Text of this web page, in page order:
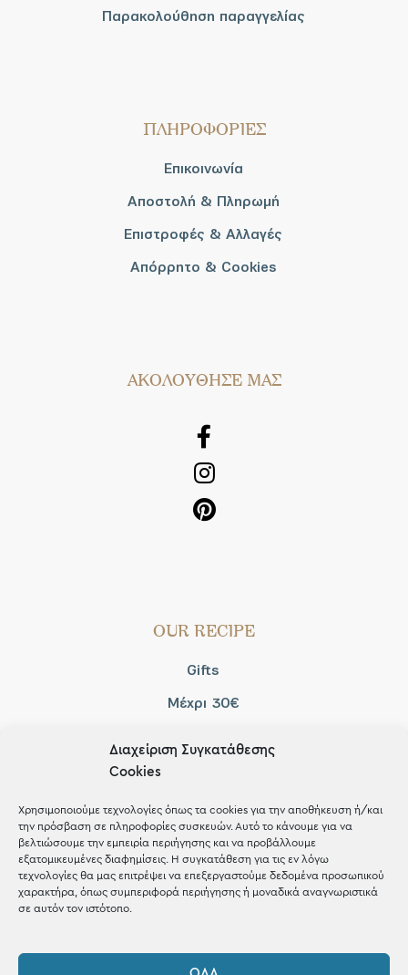
Διαχείριση Συγκατάθεσης
Cookies
Χρησιμοποιούμε τεχνολογίες όπως τα cookies για την αποθήκευση ή/και
την πρόσβαση σε πληροφορίες συσκευών. Αυτό το κάνουμε για να
βελτιώσουμε την εμπειρία περιήγησης και να προβάλλουμε
εξατομικευμένες διαφημίσεις. Η συγκατάθεση για τις εν λόγω
τεχνολογίες θα μας επιτρέψει να επεξεργαστούμε δεδομένα προσωπικού
χαρακτήρα, όπως συμπεριφορά περιήγησης ή μοναδικά αναγνωριστικά
σε αυτόν τον ιστότοπο.
Παρακολούθηση παραγγελίας
ΠΛΗΡΟΦΟΡΙΕΣ
Επικοινωνία
Αποστολή & Πληρωμή
Επιστροφές & Αλλαγές
Απόρρητο & Cookies
AΚΟΛΟΥΘΗΣΕ ΜΑΣ
OUR RECIPE
Gifts
Μέχρι 30€
Shop the look
ΚΑΤΑΣΤΗΜΑ
2421 217300